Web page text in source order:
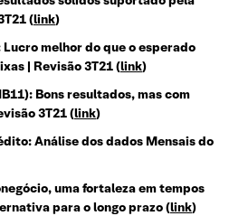
(link)
Lucro melhor do que o esperado
| Revisão 3T21(link)
Bons resultados, mas com
3T21(link)
Análise dos dados Mensais do
uma fortaleza em tempos
para o longo prazo(link)